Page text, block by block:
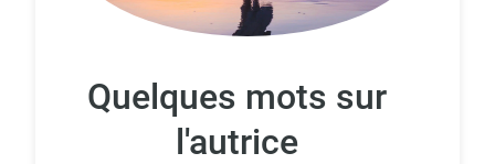
Quelques mots sur
l'autrice